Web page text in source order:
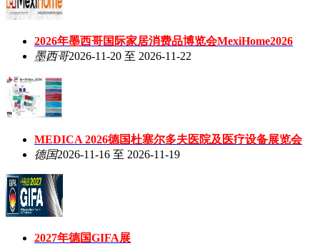
2026年墨西哥国际家居消费品博览会MexiHome2026
墨西哥2026-11-20 至 2026-11-22
MEDICA 2026德国杜塞尔多夫医院及医疗设备展览会
德国2026-11-16 至 2026-11-19
2027年德国GIFA展